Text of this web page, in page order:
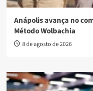
Anápolis avança no
Método Wolbachia
8 de agosto de 2026